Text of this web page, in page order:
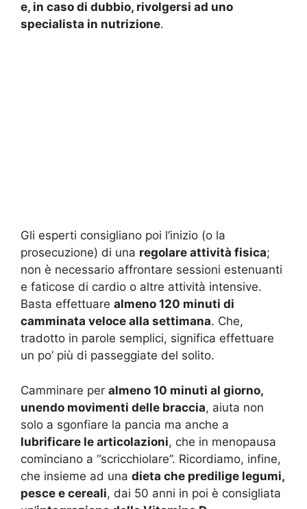
e, in caso di dubbio, rivolgersi ad uno
specialista in nutrizione.
Gli esperti consigliano poi l’inizio (o la
prosecuzione) di una regolare attività fisica;
non è necessario affrontare sessioni estenuanti
e faticose di cardio o altre attività intensive.
Basta effettuare almeno 120 minuti di
camminata veloce alla settimana. Che,
tradotto in parole semplici, significa effettuare
un po’ più di passeggiate del solito.
Camminare per almeno 10 minuti al giorno,
unendo movimenti delle braccia, aiuta non
solo a sgonfiare la pancia ma anche a
lubrificare le articolazioni, che in menopausa
cominciano a “scricchiolare”. Ricordiamo, infine,
che insieme ad una dieta che predilige legumi,
pesce e cereali, dai 50 anni in poi è consigliata